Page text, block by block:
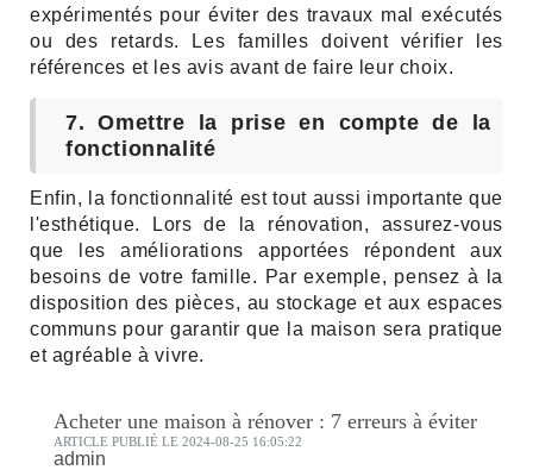
expérimentés pour éviter des travaux mal exécutés
ou des retards. Les familles doivent vérifier les
références et les avis avant de faire leur choix.
7. Omettre la prise en compte de la
fonctionnalité
Enfin, la fonctionnalité est tout aussi importante que
l'esthétique. Lors de la rénovation, assurez-vous
que les améliorations apportées répondent aux
besoins de votre famille. Par exemple, pensez à la
disposition des pièces, au stockage et aux espaces
communs pour garantir que la maison sera pratique
et agréable à vivre.
Acheter une maison à rénover : 7 erreurs à éviter
ARTICLE PUBLIÉ LE 2024-08-25 16:05:22
admin